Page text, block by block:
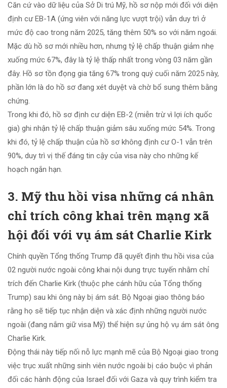
Căn cứ vào dữ liệu của Sở Di trú Mỹ, hồ sơ nộp mới đối với diện
định cư EB-1A (ứng viên với năng lực vượt trội) vẫn duy trì ở
mức độ cao trong năm 2025, tăng thêm 50% so với năm ngoái.
Mặc dù hồ sơ mới nhiều hơn, nhưng tỷ lệ chấp thuận giảm nhẹ
xuống mức 67%, đây là tỷ lệ thấp nhất trong vòng 03 năm gần
đây. Hồ sơ tồn đọng gia tăng 67% trong quý cuối năm 2025 này,
phần lớn là do hồ sơ đang xét duyệt và chờ bổ sung thêm bằng
chứng.
Trong khi đó, hồ sơ định cư diện EB-2 (miễn trừ vì lợi ích quốc
gia) ghi nhận tỷ lệ chấp thuận giảm sâu xuống mức 54%. Trong
khi đó, tỷ lệ chấp thuận của hồ sơ không định cư O-1 vẫn trên
90%, duy trì vị thế đáng tin cậy của visa này cho những kế
hoạch ngắn hạn.
3. Mỹ thu hồi visa những cá nhân
chỉ trích công khai trên mạng xã
hội đối với vụ ám sát Charlie Kirk
Chính quyền Tổng thống Trump đã quyết định thu hồi visa của
02 người nước ngoài công khai nội dung trực tuyến nhằm chỉ
trích đến Charlie Kirk (thuộc phe cánh hữu của Tổng thống
Trump) sau khi ông này bị ám sát. Bộ Ngoại giao thông báo
rằng họ sẽ tiếp tục nhận diện và xác định những người nước
ngoài (đang nắm giữ visa Mỹ) thể hiện sự ủng hộ vụ ám sát ông
Charlie Kirk.
Động thái này tiếp nối nỗ lực mạnh mẽ của Bộ Ngoại giao trong
việc trục xuất những sinh viên nước ngoài bị cáo buộc vì phản
đối các hành động của Israel đối với Gaza và quy trình kiểm tra